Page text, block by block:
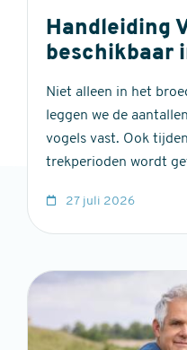
Handleiding
beschikbaar
Niet alleen in het
leggen we de
vogels vast. Ook
trekperioden wordt
27 juli 2026